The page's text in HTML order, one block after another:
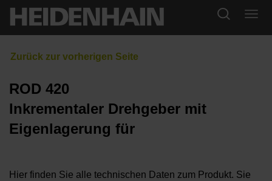
ROD 420
Inkrementaler Drehgeber mit
Eigenlagerung für
Hier finden Sie alle technischen Daten zum Produkt. Sie